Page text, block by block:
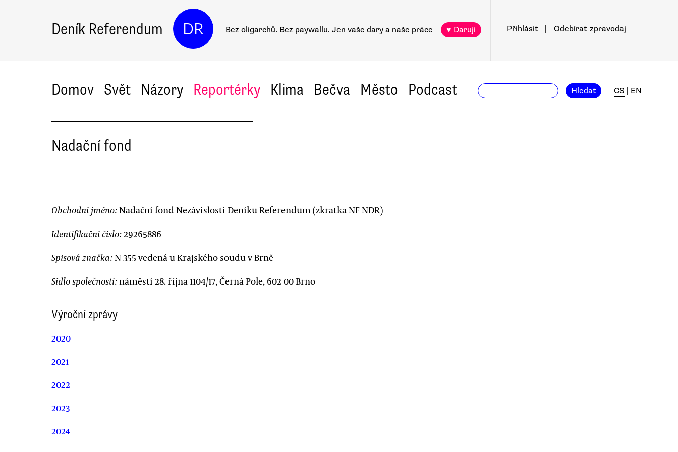
Deník Referendum DR Bez oligarchů. Bez paywallu. Jen vaše dary a naše práce ♥ Daruji Přihlásit Odebírat zpravodaj
Domov Svět Názory Reportérky Klima Bečva Město Podcast Hledat CS EN
Nadační fond
Obchodní jméno:Nadační fond Nezávislosti Deníku Referendum (zkratka NF NDR)
Identifikační číslo:29265886
Spisová značka:N 355 vedená u Krajského soudu v Brně
Sídlo společnosti:náměstí 28. října 1104/17, Černá Pole, 602 00 Brno
Výroční zprávy
2020
2021
2022
2023
2024